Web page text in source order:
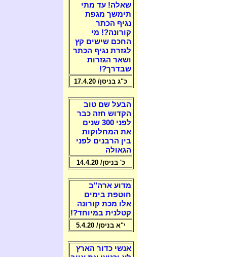
שאלה! עד מתי
תימשך מגפת
נגיף הכתר
קורונה?! מי
החכם שישים קץ
לגזרת נגיף הכתר
ושאר הגזרות
שבדרך?!
כ"ג בניסן/ 17.4.20
הבעל שם טוב
הקדוש חזה כבר
לפני 300 שנים
את המחלוקות
בין הרבנים לפני
הגאולה
כ' בניסן/ 14.4.20
מדוע ארה"ב
חוטפת בימים
אלו מכת קורונה
קטלנית במיוחד?!
י"א בניסן/ 5.4.20
אנשי כדור הארץ